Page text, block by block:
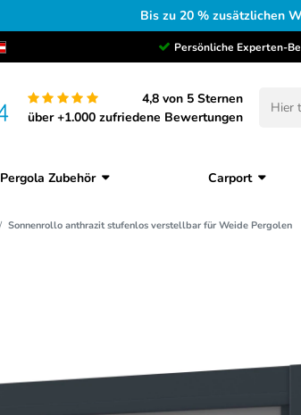
Bis zu 20 % zusätzlichen
Persönliche Experten-
4,8 von 5 Sternen
über +1.000 zufriedene Bewertungen
Pergola Zubehör Carport
Sonnenrollo anthrazit stufenlos verstellbar für Weide Pergolen